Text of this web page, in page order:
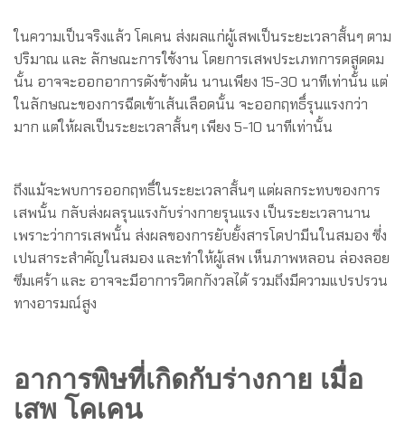
ในความเป็นจริงแล้ว โคเคน ส่งผลแก่ผู้เสพเป็นระยะเวลาสั้นๆ ตาม
ปริมาณ และ ลักษณะการใช้งาน โดยการเสพประเภทการดสูดดม
นั้น อาจจะออกอาการดังข้างต้น นานเพียง 15-30 นาทีเท่านั้น แต่
ในลักษณะของการฉีดเข้าเส้นเลือดนั้น จะออกฤทธิ์รุนแรงกว่า
มาก แต่ให้ผลเป็นระยะเวลาสั้นๆ เพียง 5-10 นาทีเท่านั้น
ถึงแม้จะพบการออกฤทธิ์ในระยะเวลาสั้นๆ แต่ผลกระทบของการ
เสพนั้น กลับส่งผลรุนแรงกับร่างกายรุนแรง เป็นระยะเวลานาน
เพราะว่าการเสพนั้น ส่งผลของการยับยั้งสารโดปามีนในสมอง ซึ่ง
เปนสาระสำคัญในสมอง และทำให้ผู้เสพ เห็นภาพหลอน ล่องลอย
ซึมเศร้า และ อาจจะมีอาการวิตกกังวลได้ รวมถึงมีความแปรปรวน
ทางอารมณ์สูง
อาการพิษที่เกิดกับร่างกาย เมื่อ
เสพ โคเคน